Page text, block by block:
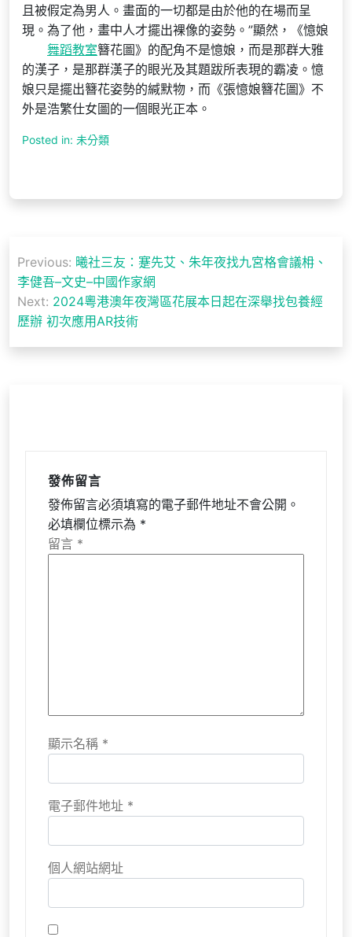
且被假定為男人。畫面的一切都是由於他的在場而呈
現。為了他，畫中人才擺出裸像的姿勢。”顯然，《憶娘
舞蹈教室簪花圖》的配角不是憶娘，而是那群大雅
的漢子，是那群漢子的眼光及其題跋所表現的霸凌。憶
娘只是擺出簪花姿勢的緘默物，而《張憶娘簪花圖》不
外是浩繁仕女圖的一個眼光正本。
Posted in: 未分類
章
導
覽
Previous: 曦社三友：蹇先艾、朱年夜找九宮格會議枏、
李健吾–文史–中國作家網
Next: 2024粵港澳年夜灣區花展本日起在深舉找包養經
歷辦 初次應用AR技術
發佈留言
發佈留言必須填寫的電子郵件地址不會公開。
必填欄位標示為 *
留言 *
顯示名稱 *
電子郵件地址 *
個人網站網址